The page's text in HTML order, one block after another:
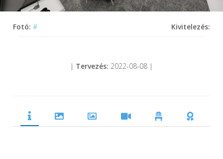
Fotó:# Kivitelezés:
| Tervezés: 2022-08-08 |